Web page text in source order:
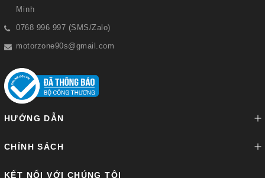
Minh
0768 996 997 (SMS/Zalo)
motorzone90s@gmail.com
HƯỚNG DẪN
CHÍNH SÁCH
KẾT NỐI VỚI CHÚNG TÔI